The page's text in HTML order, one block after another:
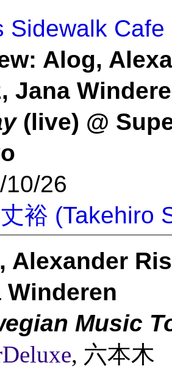
Sidewalk Cafe
Alog,
Jana
(live) @
10/26
裕 (Takehiro
Alexander
Winderen
Music
, 六本木